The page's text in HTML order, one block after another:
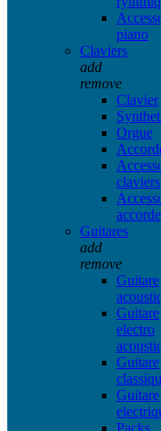
piano
Claviers
add
remove
Clavier
Orgue
claviers
Guitares
add
remove
Guitare
Guitare
electro
Guitare
Guitare
Packs